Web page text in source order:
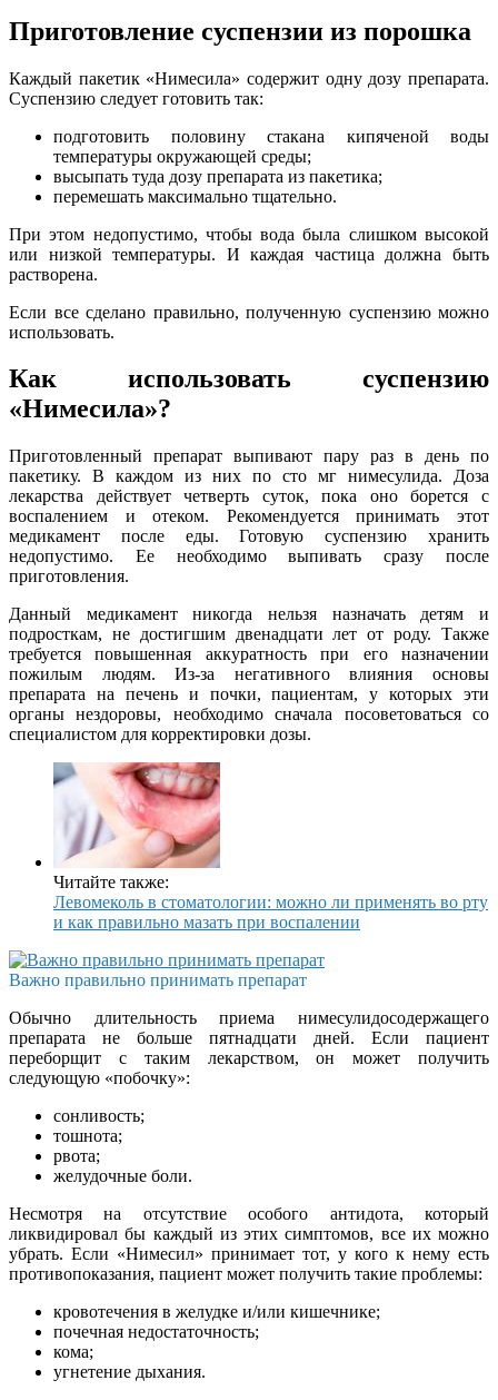
Приготовление суспензии из порошка
Каждый пакетик «Нимесила» содержит одну дозу препарата.
Суспензию следует готовить так:
подготовить половину стакана кипяченой воды
температуры окружающей среды;
высыпать туда дозу препарата из пакетика;
перемешать максимально тщательно.
При этом недопустимо, чтобы вода была слишком высокой
или низкой температуры. И каждая частица должна быть
растворена.
Если все сделано правильно, полученную суспензию можно
использовать.
Как использовать суспензию
«Нимесила»?
Приготовленный препарат выпивают пару раз в день по
пакетику. В каждом из них по сто мг нимесулида. Доза
лекарства действует четверть суток, пока оно борется с
воспалением и отеком. Рекомендуется принимать этот
медикамент после еды. Готовую суспензию хранить
недопустимо. Ее необходимо выпивать сразу после
приготовления.
Данный медикамент никогда нельзя назначать детям и
подросткам, не достигшим двенадцати лет от роду. Также
требуется повышенная аккуратность при его назначении
пожилым людям. Из-за негативного влияния основы
препарата на печень и почки, пациентам, у которых эти
органы нездоровы, необходимо сначала посоветоваться со
специалистом для корректировки дозы.
Читайте также:
Левомеколь в стоматологии: можно ли применять во рту
и как правильно мазать при воспалении
Важно правильно принимать препарат
Обычно длительность приема нимесулидосодержащего
препарата не больше пятнадцати дней. Если пациент
переборщит с таким лекарством, он может получить
следующую «побочку»:
сонливость;
тошнота;
рвота;
желудочные боли.
Несмотря на отсутствие особого антидота, который
ликвидировал бы каждый из этих симптомов, все их можно
убрать. Если «Нимесил» принимает тот, у кого к нему есть
противопоказания, пациент может получить такие проблемы:
кровотечения в желудке и/или кишечнике;
почечная недостаточность;
кома;
угнетение дыхания.